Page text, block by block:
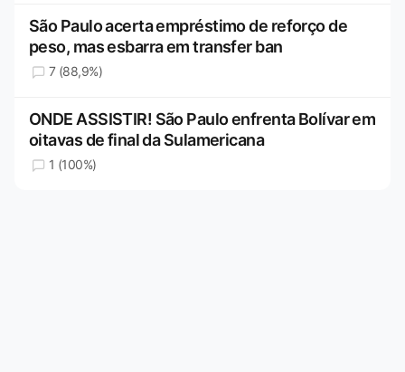
São Paulo acerta empréstimo de reforço de
peso, mas esbarra em transfer ban
7 (88,9%)
ONDE ASSISTIR! São Paulo enfrenta Bolívar em
oitavas de final da Sulamericana
1 (100%)